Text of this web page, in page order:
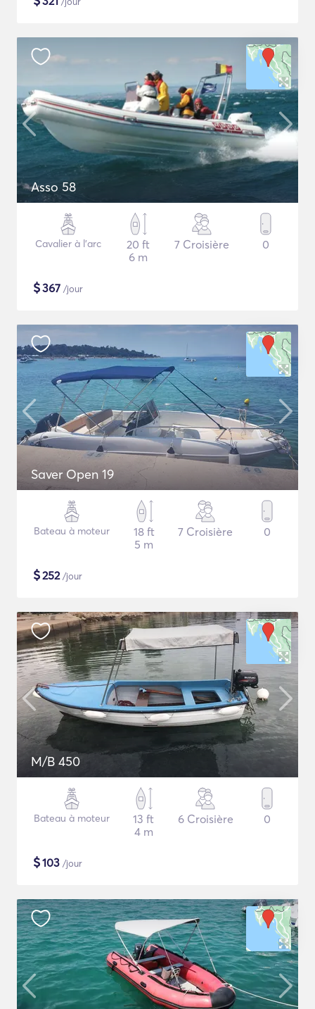
Asso 58
Cavalier à l'arc
20 ft
6 m
7 Croisière 0
$367 /jour
Saver Open 19
Bateau à moteur
18 ft
5 m
7 Croisière 0
$252/jour
M/B 450
Bateau à moteur
13 ft
4 m
6 Croisière 0
$103 /jour